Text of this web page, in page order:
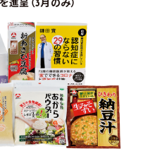
進呈（3月のみ）